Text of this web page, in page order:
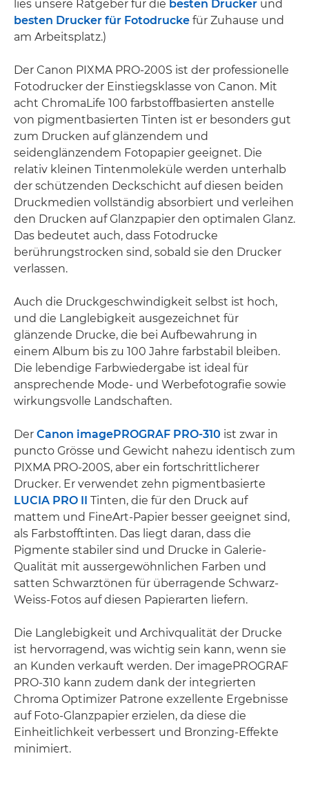
lies unsere Ratgeber für die besten Drucker und
besten Drucker für Fotodrucke für Zuhause und
am Arbeitsplatz.)
Der Canon PIXMA PRO-200S ist der professionelle
Fotodrucker der Einstiegsklasse von Canon. Mit
acht ChromaLife 100 farbstoffbasierten anstelle
von pigmentbasierten Tinten ist er besonders gut
zum Drucken auf glänzendem und
seidenglänzendem Fotopapier geeignet. Die
relativ kleinen Tintenmoleküle werden unterhalb
der schützenden Deckschicht auf diesen beiden
Druckmedien vollständig absorbiert und verleihen
den Drucken auf Glanzpapier den optimalen Glanz.
Das bedeutet auch, dass Fotodrucke
berührungstrocken sind, sobald sie den Drucker
verlassen.
Auch die Druckgeschwindigkeit selbst ist hoch,
und die Langlebigkeit ausgezeichnet für
glänzende Drucke, die bei Aufbewahrung in
einem Album bis zu 100 Jahre farbstabil bleiben.
Die lebendige Farbwiedergabe ist ideal für
ansprechende Mode- und Werbefotografie sowie
wirkungsvolle Landschaften.
Der Canon imagePROGRAF PRO-310 ist zwar in
puncto Grösse und Gewicht nahezu identisch zum
PIXMA PRO-200S, aber ein fortschrittlicherer
Drucker. Er verwendet zehn pigmentbasierte
LUCIA PRO II
Tinten, die für den Druck auf
mattem und FineArt-Papier besser geeignet sind,
als Farbstofftinten. Das liegt daran, dass die
Pigmente stabiler sind und Drucke in Galerie-
Qualität mit aussergewöhnlichen Farben und
satten Schwarztönen für überragende Schwarz-
Weiss-Fotos auf diesen Papierarten liefern.
Die Langlebigkeit und Archivqualität der Drucke
ist hervorragend, was wichtig sein kann, wenn sie
an Kunden verkauft werden. Der imagePROGRAF
PRO-310 kann zudem dank der integrierten
Chroma Optimizer Patrone exzellente Ergebnisse
auf Foto-Glanzpapier erzielen, da diese die
Einheitlichkeit verbessert und Bronzing-Effekte
minimiert.